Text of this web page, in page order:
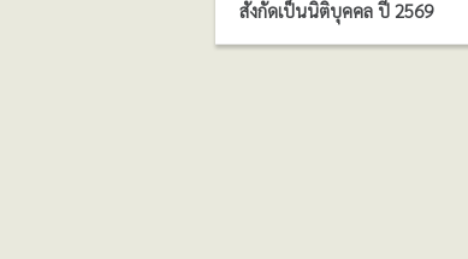
สังกัดเป็นนิติบุคคล ปี 2569